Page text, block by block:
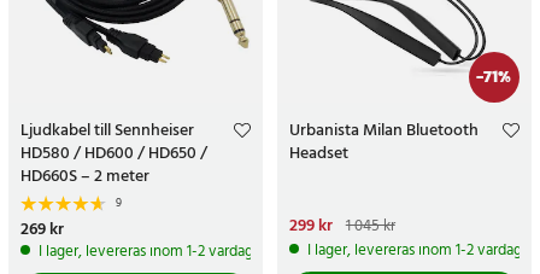
Ljudkabel till Sennheiser
HD580 / HD600 / HD650 /
HD660S – 2 meter
9
Pris:269 kr
269 kr
I lager, levereras inom 1-2 vardagar
-71%
Urbanista Milan Bluetooth
Headset
Nuvarande pris
pris:1 045 kr
299 kr 1 045 kr
I lager, levereras inom 1-2 vardagar